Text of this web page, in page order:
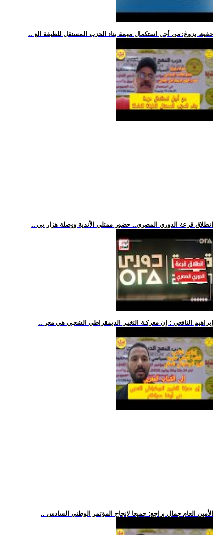
.. حفيظ يزوغ: من أجل استكمال مهمة بناء الحزب المستقل للطبقة الع
.. انطلاق قرعة الدوري المصري.. حضور ممثلي الأندية ووصلة هزار بي
.. إبراهيم النافعي : إن معركـة التغيير الديمقراطي الشعبي هي معر
.. الأمين العام جمال براجع: جميعا لإنجاح المؤتمر الوطني السادس